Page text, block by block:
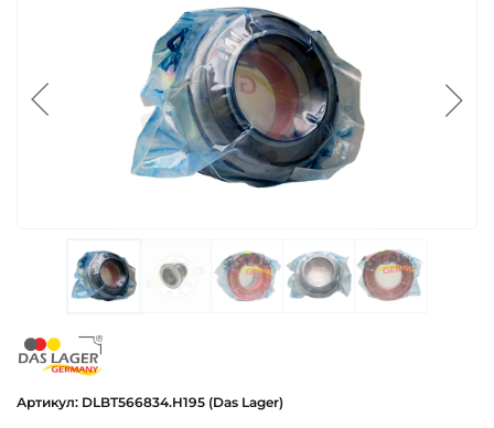
Артикул: DLBT566834.H195 (Das Lager)